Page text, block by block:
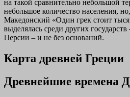
на такой сравнительно небольшой
небольшое количество населения,
Македонский «Один грек стоит
выделялась среди других
Персии – и не без оснований.
Карта древней Греции
Древнейшие времена